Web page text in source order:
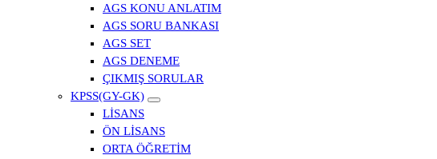
AGS KONU ANLATIM
AGS SORU BANKASI
AGS SET
AGS DENEME
ÇIKMIŞ SORULAR
KPSS(GY-GK)
LİSANS
ÖN LİSANS
ORTA ÖĞRETİM